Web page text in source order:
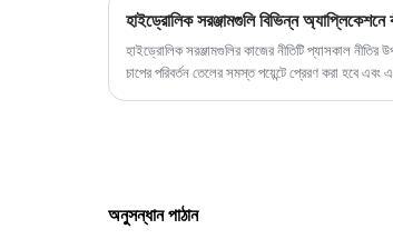
হাইড্রোলিক সরঞ্জামগুলি বিভিন্ন
হাইড্রোলিক সরঞ্জামগুলির কাজের নীতিটি প্যাসকাল
চাপের পরিবর্তন তেলের সমস্ত পয়েন্টে প্রেরণ করা হবে এবং
অনুসন্ধান পাঠান